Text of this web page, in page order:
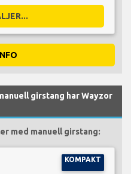
girstang har Wayzor
med manuell girstang:
KOMPAKT